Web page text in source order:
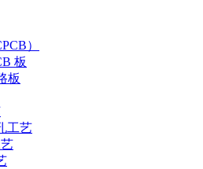
）
板
板
工艺